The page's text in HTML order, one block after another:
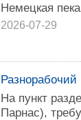
Немецкая
2026-07-29
Разнорабочий
На пункт
Парнас),